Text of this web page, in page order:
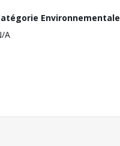
Environnementale
A